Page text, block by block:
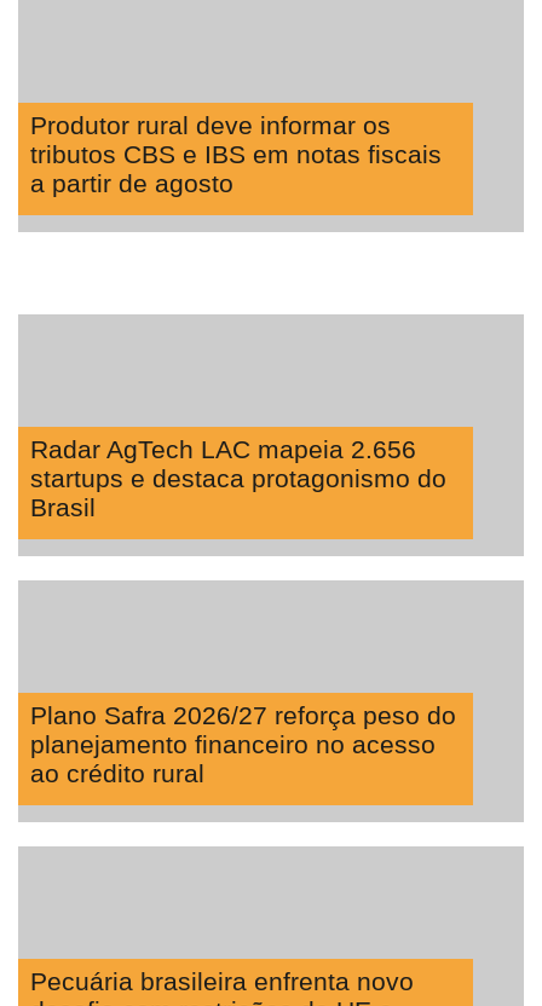
Produtor rural deve informar os
tributos CBS e IBS em notas fiscais
a partir de agosto
Radar AgTech LAC mapeia 2.656
startups e destaca protagonismo do
Brasil
Plano Safra 2026/27 reforça peso do
planejamento financeiro no acesso
ao crédito rural
Pecuária brasileira enfrenta novo